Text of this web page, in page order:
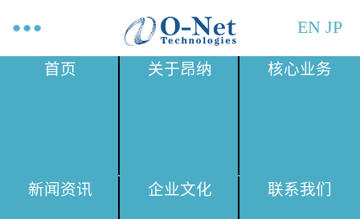
EN JP
首页 关于昂纳 核心业务
新闻资讯 企业文化 联系我们